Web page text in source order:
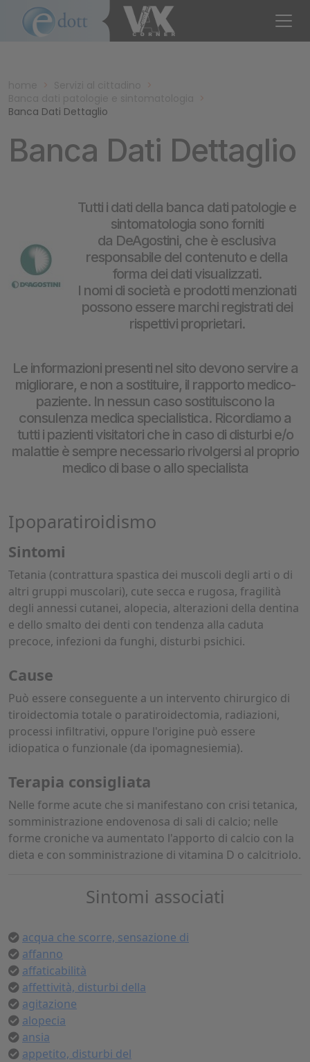
>
>
>
Banca Dati Dettaglio
Banca Dati Dettaglio
Tutti i dati della banca dati patologie e
sintomatologia sono forniti
da DeAgostini, che è esclusiva
responsabile del contenuto e della
forma dei dati visualizzati.
I nomi di società e prodotti menzionati
possono essere marchi registrati dei
rispettivi proprietari.
Le informazioni presenti nel sito devono servire a
migliorare, e non a sostituire, il rapporto medico-
paziente. In nessun caso sostituiscono la
consulenza medica specialistica. Ricordiamo a
tutti i pazienti visitatori che in caso di disturbi e/o
malattie è sempre necessario rivolgersi al proprio
medico di base o allo specialista
Ipoparatiroidismo
Sintomi
Tetania (contrattura spastica dei muscoli degli arti o di
altri gruppi muscolari), cute secca e rugosa, fragilità
degli annessi cutanei, alopecia, alterazioni della dentina
e dello smalto dei denti con tendenza alla caduta
precoce, infezioni da funghi, disturbi psichici.
Cause
Può essere conseguente a un intervento chirurgico di
tiroidectomia totale o paratiroidectomia, radiazioni,
processi infiltrativi, oppure l'origine può essere
idiopatica o funzionale (da ipomagnesiemia).
Terapia consigliata
Nelle forme acute che si manifestano con crisi tetanica,
somministrazione endovenosa di sali di calcio; nelle
forme croniche va aumentato l'apporto di calcio con la
dieta e con somministrazione di vitamina D o calcitriolo.
Sintomi associati
acqua che scorre, sensazione di
affanno
affaticabilità
affettività, disturbi della
agitazione
alopecia
ansia
appetito, disturbi del